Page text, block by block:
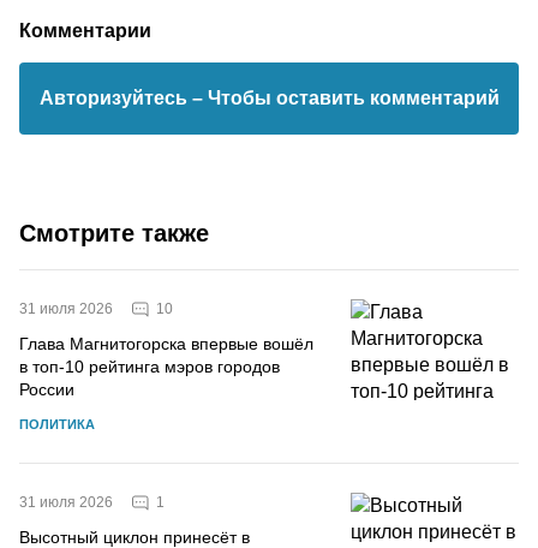
Комментарии
Авторизуйтесь – Чтобы оставить комментарий
Смотрите также
31 июля 2026 10
Глава Магнитогорска впервые вошёл
в топ-10 рейтинга мэров городов
России
ПОЛИТИКА
31 июля 2026 1
Высотный циклон принесёт в